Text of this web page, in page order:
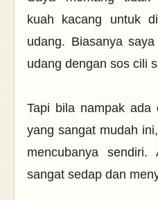
kuah kacang untuk
udang. Biasanya
udang dengan sos cili
Tapi bila nampak ada
yang sangat mudah
mencubanya sendiri.
sangat sedap dan